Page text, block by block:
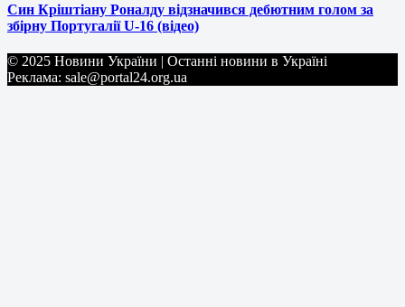
Син Кріштіану Роналду відзначився дебютним голом за
збірну Португалії U-16 (відео)
© 2025 Новини України | Останні новини в Україні
Реклама: sale@portal24.org.ua